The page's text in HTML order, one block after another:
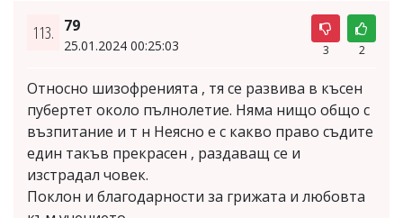
113. 79
25.01.2024 00:25:03 3 2
Относно шизофренията , тя се развива в късен
пубертет около пълнолетие. Няма нищо общо с
възпитание и т н Неясно е с какво право съдите
един такъв прекрасен , раздаващ се и
изстрадал човек.
Поклон и благодарности за грижата и любовта